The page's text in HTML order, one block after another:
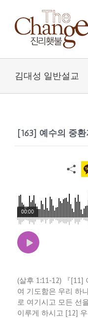
content
김대성 일반설교
[163] 예수의 중
00:00
(살후 1:11-12) 『
여 기도함은 우리 하
로 여기시고 모든 선
이루게 하시고 [12]